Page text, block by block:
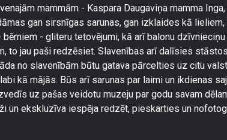
mammām - Kaspara Daugaviņa mamma
gan sirsnīgas sarunas, gan izklaides kā
- gliteru tetovējumi, kā arī balonu
to jau paši redzēsiet. Slavenības arī dalīsies
no slavenībām būtu gatava pārcelties uz citu
kā mājās. Būs arī sarunas par laimi un ikdienas
uz pašas veidotu muzeju par godu savam
un ekskluzīva iespēja redzēt, pieskarties un